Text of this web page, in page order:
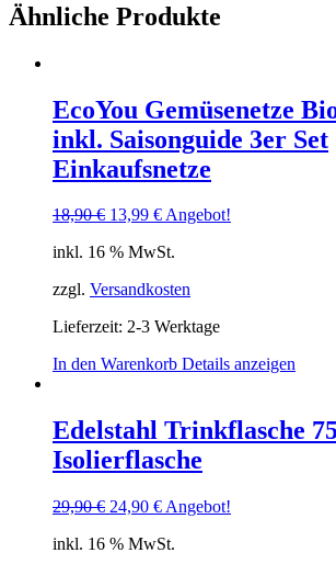
Ähnliche Produkte
EcoYou Gemüsenetze
inkl. Saisonguide 3er Set
Einkaufsnetze
18,90€ 13,99 €Angebot!
inkl. 16 % MwSt.
zzgl. Versandkosten
Lieferzeit: 2-3 Werktage
In den Warenkorb Details anzeigen
Edelstahl Trinkflasche
Isolierflasche
29,90€ 24,90 € Angebot!
inkl. 16 % MwSt.